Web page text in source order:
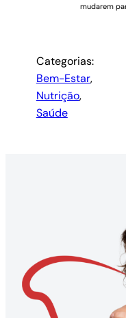
mudarem
Categorias:
Bem-Estar,
Nutrição,
Saúde